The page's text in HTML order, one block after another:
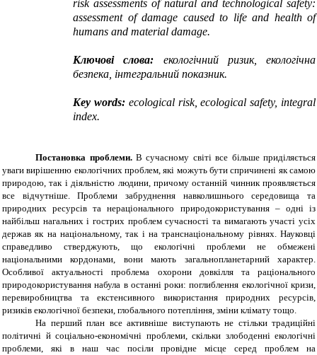
risk assessments of natural and technological safety:
assessment of damage caused to life and health of
humans and material damage.
Ключові слова: екологічний ризик, екологічна
безпека, інтегральний показник.
Key words: ecological risk, ecological safety, integral
index.
Постановка проблеми.В сучасному світі все більше приділяється
уваги вирішенню екологічних проблем, які можуть бути спричинені як самою
природою, так і діяльністю людини, причому останній чинник проявляється
все відчутніше. Проблеми забруднення навколишнього середовища та
природних ресурсів та нераціонального природокористування – одні із
найбільш нагальних і гострих проблем сучасності та вимагають участі усіх
держав як на національному, так і на транснаціональному рівнях. Науковці
справедливо стверджують, що екологічні проблеми не обмежені
національними кордонами, вони мають загальнопланетарний характер.
Особливої актуальності проблема охорони довкілля та раціонального
природокористування набула в останні роки: поглиблення екологічної кризи,
перевиробництва та екстенсивного використання природних ресурсів,
ризиків екологічної безпеки, глобального потепління, зміни клімату тощо.
На перший план все активніше виступають не стільки традиційні
політичні й соціально-економічні проблеми, скільки злободенні екологічні
проблеми, які в наш час посіли провідне місце серед проблем на